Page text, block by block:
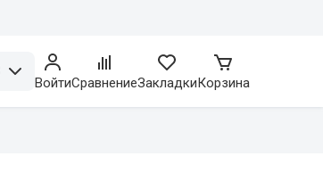
ВойтиСравнениеЗакладкиКорзина